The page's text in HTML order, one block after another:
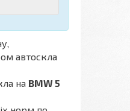
автоскла
на BMW 5